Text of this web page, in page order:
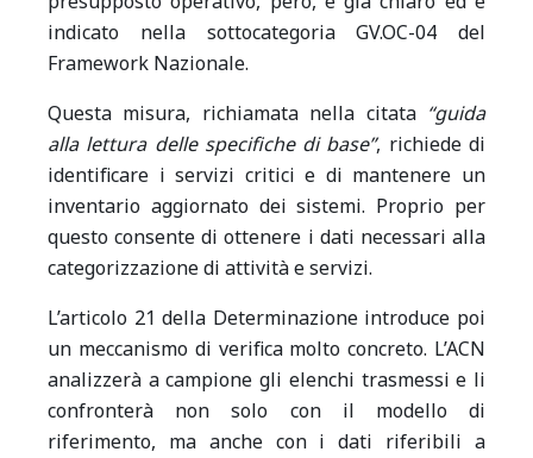
indicato nella sottocategoria GV.OC-04 del
Framework Nazionale.
Questa misura, richiamata nella citata “guida
alla lettura delle specifiche di base”, richiede di
identificare i servizi critici e di mantenere un
inventario aggiornato dei sistemi. Proprio per
questo consente di ottenere i dati necessari alla
categorizzazione di attività e servizi.
L’articolo 21 della Determinazione introduce poi
un meccanismo di verifica molto concreto. L’ACN
analizzerà a campione gli elenchi trasmessi e li
confronterà non solo con il modello di
riferimento, ma anche con i dati riferibili a